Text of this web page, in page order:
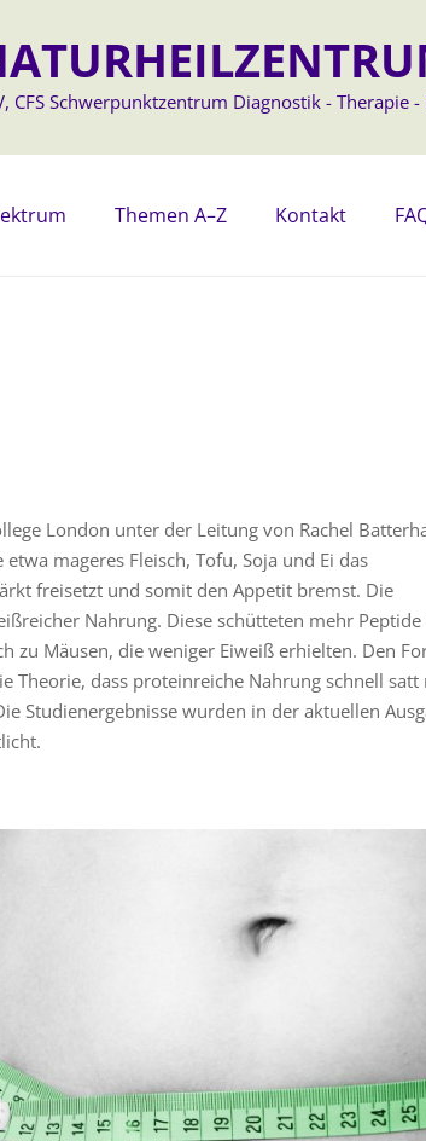
CFS Schwerpunktzentrum Diagnostik -
Themen A–Z Kontakt
London unter der Leitung von Rachel
mageres Fleisch, Tofu, Soja und Ei das
freisetzt und somit den Appetit bremst. Die
Nahrung. Diese schütteten mehr Peptide
zu Mäusen, die weniger Eiweiß erhielten. Den
Theorie, dass proteinreiche Nahrung schnell satt
Studienergebnisse wurden in der aktuellen